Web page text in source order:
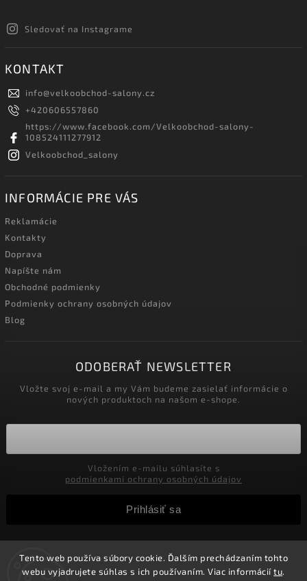
Tento web používa súbory cookie. Ďalším prechádzaním tohto
webu vyjadrujete súhlas s ich používaním. Viac informáciítu.
Sledovať na Instagrame
KONTAKT
info@velkoobchod-salony.cz
+420606557860
https://www.facebook.com/Velkoobchod-salony-
108524111277912
Velkoobchod_salony
INFORMÁCIE PRE VÁS
Reklamácie
Kontakty
Doprava
Napíšte nám
Obchodné podmienky
Podmienky ochrany osobných údajov
Blog
ODOBERAŤ NEWSLETTER
Vložte svoj e-mail a my Vám budeme zasielať informácie o
nových produktoch na našom e-shope.
podmienkami ochrany osobných údajov
Prihlásiť sa
Copyright 2026 Velkoobchod-salony.sk. Všetky práva
vyhradené.